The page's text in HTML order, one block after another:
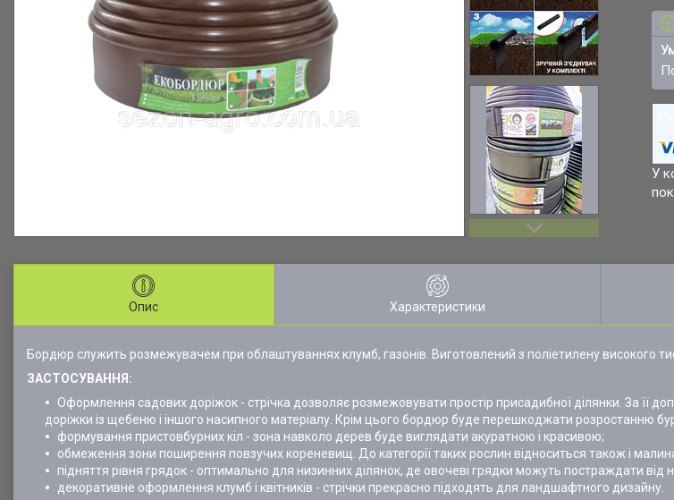
У
Опис Характеристики
Бордюр служить розмежувачем при облаштуваннях клумб, газонів. Виготовлений з поліетилену високого
ЗАСТОСУВАННЯ:
Оформлення садових доріжок - стрічка дозволяє розмежовувати простір присадибної ділянки. За її
доріжки із щебеню і іншого насипного матеріалу. Крім цього бордюр буде перешкоджати розростанню
формування пристовбурних кіл - зона навколо дерев буде виглядати акуратною і красивою;
обмеження зони поширення повзучих кореневищ. До категорії таких рослин відноситься також і
підняття рівня грядок - оптимально для низинних ділянок, де овочеві грядки можуть постраждати від
декоративне оформлення клумб і квітників - стрічки прекрасно підходять для ландшафтного дизайну.